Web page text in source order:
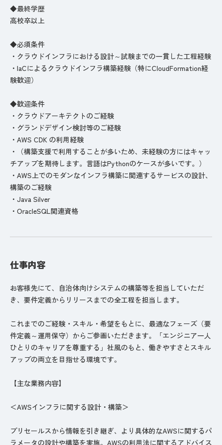
◆最終学歴
高校卒以上
◆必須条件
・クラウドインフラにおける設計～試験までの一貫した工程経験
・IaCによるクラウドインフラ構築経験（特にCloudFormation経
験歓迎）
◆歓迎条件
・クラウドアーキテクトのご経験
・グランドデザイン検討等のご経験
・AWS CDK の利用経験
・（構築支援で利用することが多いため、未経験の方にはキャッ
チアップを期待します。言語はPythonのケースが多いです。）
・AWS上でのモダンなインフラ構築に関連するサービスの設計、
構築のご経験
・Java Silver
・OracleSQL関連資格
仕事内容
お客様先にて、自治体向けシステムの構築等を担当していただ
き、要件定義からリリースまでの全工程を担当します。
これまでのご経験・スキル・希望をもとに、最適なフェーズ（要
件定義～運用保守）からご参画いただきます。「エンジニア一人
ひとりのキャリアを尊重する」社風のもと、働きやすさとスキル
アップの両立を目指せる環境です。
【主な業務内容】
＜AWSインフラに関する設計・構築＞
プリセールスから情報を引き継ぎ、より具体的なAWSに関するパ
ラメータの設計や構築を実施。AWSの利用法に関するアドバイス